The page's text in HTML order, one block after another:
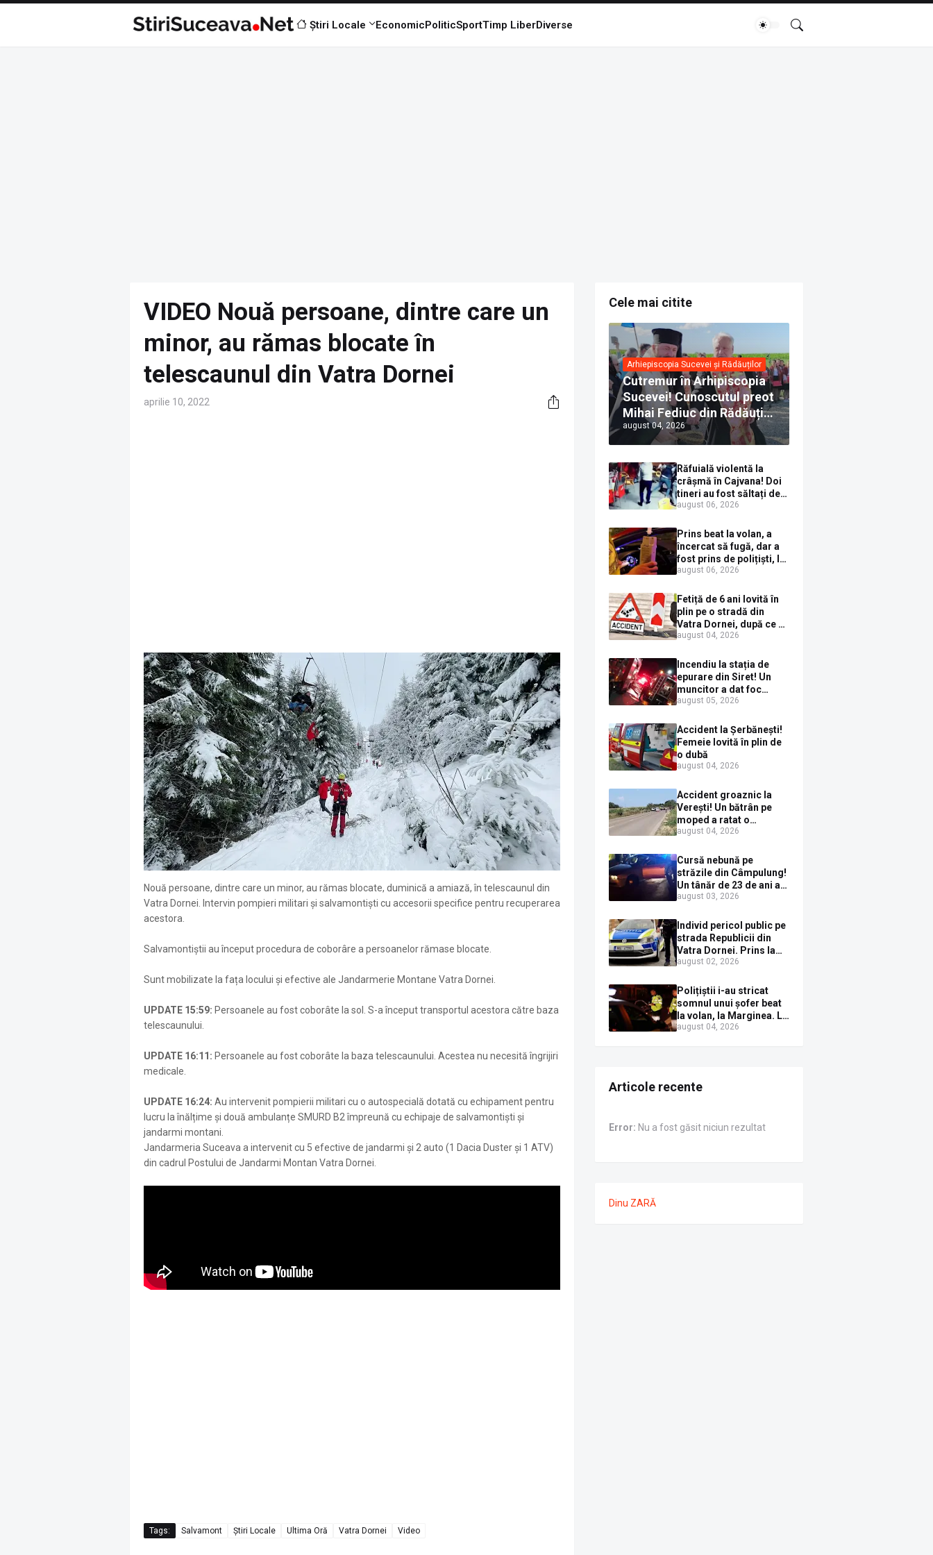
Știri Locale EconomicPoliticSportTimp LiberDiverse
VIDEO Nouă persoane, dintre care un
minor, au rămas blocate în
telescaunul din Vatra Dornei
aprilie 10, 2022
Nouă persoane, dintre care un minor, au rămas blocate, duminică a amiază, în telescaunul din
Vatra Dornei. Intervin pompieri militari și salvamontiști cu accesorii specifice pentru recuperarea
acestora.
Salvamontiștii au început procedura de coborâre a persoanelor rămase blocate.
Sunt mobilizate la fața locului și efective ale Jandarmerie Montane Vatra Dornei.
UPDATE 15:59: Persoanele au fost coborâte la sol. S-a început transportul acestora către baza
telescaunului.
UPDATE 16:11: Persoanele au fost coborâte la baza telescaunului. Acestea nu necesită îngrijiri
medicale.
UPDATE 16:24: Au intervenit pompierii militari cu o autospecială dotată cu echipament pentru
lucru la înălțime și două ambulanțe SMURD B2 împreună cu echipaje de salvamontiști și
jandarmi montani.
Jandarmeria Suceava a intervenit cu 5 efective de jandarmi și 2 auto (1 Dacia Duster și 1 ATV)
din cadrul Postului de Jandarmi Montan Vatra Dornei.
Tags: Salvamont Știri Locale Ultima Oră Vatra Dornei Video
Cele mai citite
Arhiepiscopia Sucevei și Rădăuților
Cutremur în Arhipiscopia
Sucevei! Cunoscutul preot
Mihai Fediuc din Rădăuți a
trecut la Biserica Creștină
Ortodoxă Valahă. ÎPS
Calinic anunță că îi
pregătește judecata
canonică
august 04, 2026
Răfuială violentă la
crâșmă în Cajvana! Doi
tineri au fost săltați de
polițiști după un scandal
distruse
august 06, 2026
Prins beat la volan, a
încercat să fugă, dar a
fost prins de polițiști, la
Dorna Candrenilor.
1,59 mg/l alcool pur în
aerul expirat
august 06, 2026
Fetiță de 6 ani lovită în
plin pe o stradă din
Vatra Dornei, după ce a
ieșit în fața mașinii prin
august 04, 2026
Incendiu la stația de
epurare din Siret! Un
muncitor a dat foc
pompelor de apă în timp
combustibil
august 05, 2026
Accident la Șerbănești!
Femeie lovită în plin de
o dubă
august 04, 2026
Accident groaznic la
Verești! Un bătrân pe
moped a ratat o
depășire și a ajuns sub
august 04, 2026
Cursă nebună pe
străzile din Câmpulung!
Un tânăr de 23 de ani a
fugit de poliție cu un
un gard de pe strada
Sirenei
august 03, 2026
Individ pericol public pe
strada Republicii din
Vatra Dornei. Prins la
volan cu mașina
plină zi
august 02, 2026
Polițiștii i-au stricat
somnul unui șofer beat
la volan, la Marginea. L-
au trezit instant cu un
august 04, 2026
Articole recente
Error: Nu a fost găsit niciun rezultat
Dinu ZARĂ